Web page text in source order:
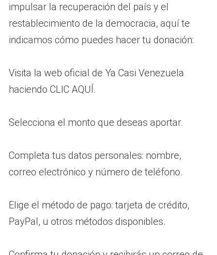
impulsar la recuperación del país y el
restablecimiento de la democracia, aquí te
indicamos cómo puedes hacer tu donación:
Visita la web oficial de Ya Casi Venezuela
haciendo CLIC AQUÍ.
Selecciona el monto que deseas aportar.
Completa tus datos personales: nombre,
correo electrónico y número de teléfono.
Elige el método de pago: tarjeta de crédito,
PayPal, u otros métodos disponibles.